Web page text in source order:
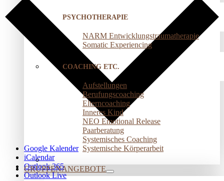
PSYCHOTHERAPIE
NARM Entwicklungstraumatherapie
Somatic Experiencing
COACHING ETC.
Aufstellungen
Berufungscoaching
Elterncoaching
Inneres Kind
NEO Emotional Release
Paarberatung
Systemisches Coaching
Systemische Körperarbeit
GRUPPENANGEBOTE
Google Kalender
iCalendar
Outlook 365
Outlook Live